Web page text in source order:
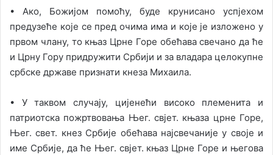
• Ако, Божијом помоћу, буде крунисано успјехом
предузеће које се пред очима има и које је изложено у
првом члану, то књаз Црне Горе обећава свечано да ће
и Црну Гору придружити Србији и за владара целокупне
србске државе признати кнеза Михаила.
• У таквом случају, цијенећи високо племенита и
патриотска пожртвовања Њег. свјет. књаза црне Горе,
Њег. свет. кнез Србије обећава најсвечаније у своје и
име Србије, да ће Њег. свјет. књаз Црне Горе и његова